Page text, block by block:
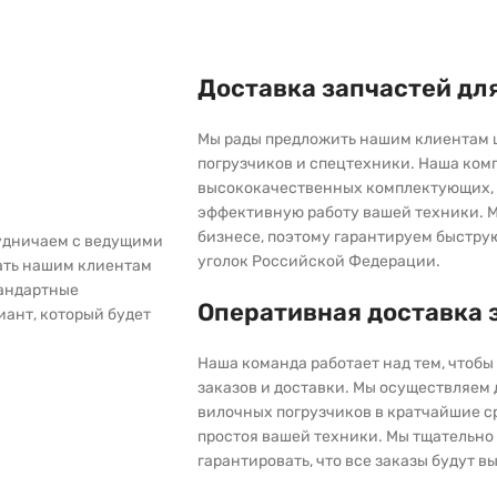
с ведущими
нашим клиентам
который будет
Доставка запчастей
Мы рады предложить нашим клиентам
погрузчиков и спецтехники. Наша
высококачественных
эффективную работу вашей техники.
бизнесе, поэтому гарантируем
уголок Российской Федерации.
Оперативная
Наша команда работает над тем,
заказов и доставки. Мы
вилочных погрузчиков в кратчайшие
простоя вашей техники. Мы
гарантировать, что все заказы будут